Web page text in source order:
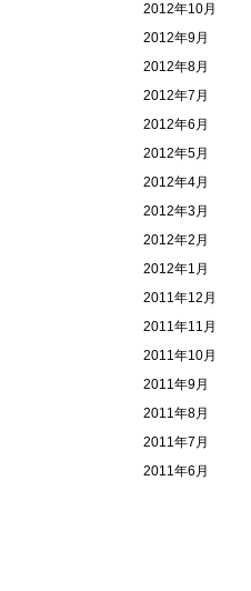
2012年10月
2012年9月
2012年8月
2012年7月
2012年6月
2012年5月
2012年4月
2012年3月
2012年2月
2012年1月
2011年12月
2011年11月
2011年10月
2011年9月
2011年8月
2011年7月
2011年6月